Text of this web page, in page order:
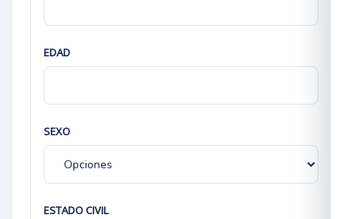
EDAD
SEXO
ESTADO CIVIL